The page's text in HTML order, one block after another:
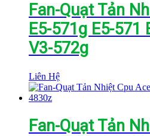
Fan-Quạt Tản
E5-571g E5-571
V3-572g
Liên Hệ
Fan-Quạt Tản